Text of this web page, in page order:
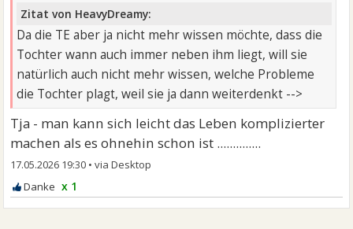
Zitat von HeavyDreamy:
Da die TE aber ja nicht mehr wissen möchte, dass die
Tochter wann auch immer neben ihm liegt, will sie
natürlich auch nicht mehr wissen, welche Probleme
die Tochter plagt, weil sie ja dann weiterdenkt -->
Tja - man kann sich leicht das Leben komplizierter
machen als es ohnehin schon ist ..............
17.05.2026 19:30 •
x 1